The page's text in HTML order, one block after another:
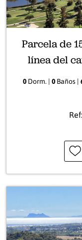
Parcela de
línea del
0Dorm. | 0Baños |